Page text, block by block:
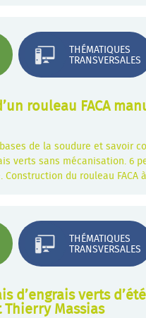
THÉMATIQUES
TRANSVERSALES
rouleau FACA
de la soudure et savoir
verts sans mécanisation. 6
Construction du rouleau
THÉMATIQUES
TRANSVERSALES
d’engrais verts
Thierry Massias